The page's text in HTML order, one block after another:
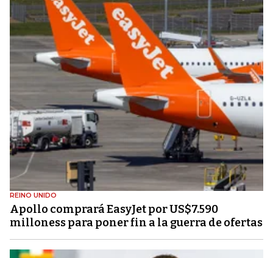
REINO UNIDO
Apollo comprará EasyJet por US$7.590
milloness para poner fin a la guerra de ofertas